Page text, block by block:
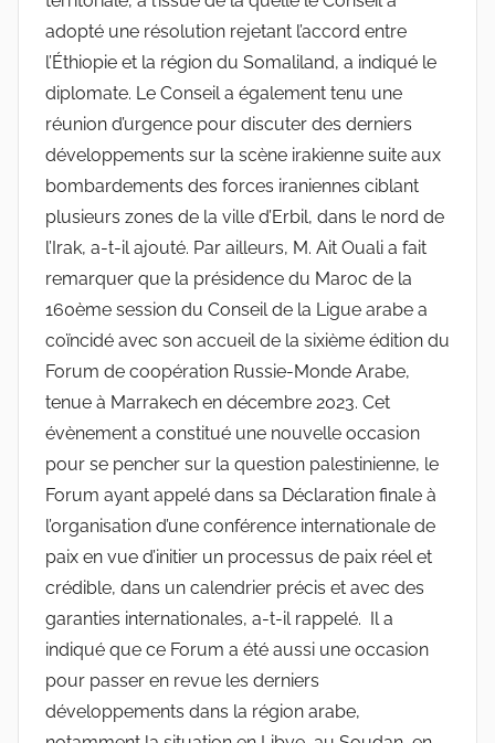
adopté une résolution rejetant l’accord entre
l’Éthiopie et la région du Somaliland, a indiqué le
diplomate. Le Conseil a également tenu une
réunion d’urgence pour discuter des derniers
développements sur la scène irakienne suite aux
bombardements des forces iraniennes ciblant
plusieurs zones de la ville d’Erbil, dans le nord de
l’Irak, a-t-il ajouté. Par ailleurs, M. Ait Ouali a fait
remarquer que la présidence du Maroc de la
160ème session du Conseil de la Ligue arabe a
coïncidé avec son accueil de la sixième édition du
Forum de coopération Russie-Monde Arabe,
tenue à Marrakech en décembre 2023. Cet
évènement a constitué une nouvelle occasion
pour se pencher sur la question palestinienne, le
Forum ayant appelé dans sa Déclaration finale à
l’organisation d’une conférence internationale de
paix en vue d’initier un processus de paix réel et
crédible, dans un calendrier précis et avec des
garanties internationales, a-t-il rappelé. Il a
indiqué que ce Forum a été aussi une occasion
pour passer en revue les derniers
développements dans la région arabe,